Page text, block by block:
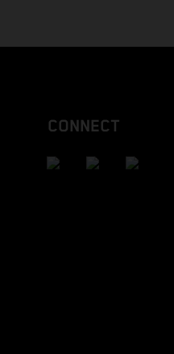
CONNECT